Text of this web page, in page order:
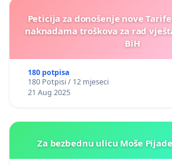
Peticija za donošenje nove
naknadama troškova za rad
BiH
180 potpisa
180 Potpisi / 12 mjeseci
21 Aug 2025
Za bezbednu ulicu Moše